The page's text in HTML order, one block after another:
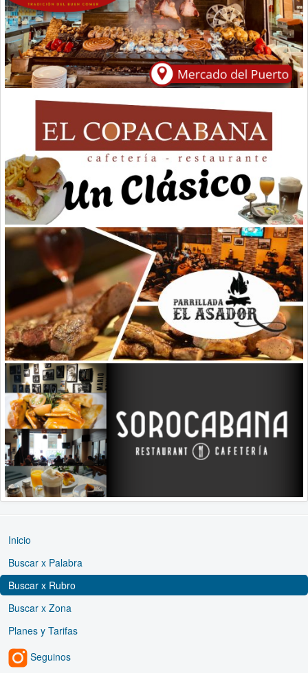
Inicio
Buscar x Palabra
Buscar x Rubro
Buscar x Zona
Planes y Tarifas
Seguinos